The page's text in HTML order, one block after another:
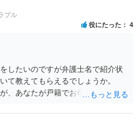
ブル
役にたった 4
したいのですが弁護士名で紹介状
て教えてもらえるでしょうか。
、あなたが戸籍でお母さんの相続
分ではよくわからないということ